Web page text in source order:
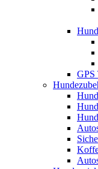
GPS